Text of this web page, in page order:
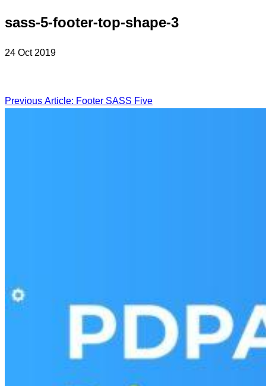
sass-5-footer-top-shape-3
24 Oct 2019
Previous Article: Footer SASS Five